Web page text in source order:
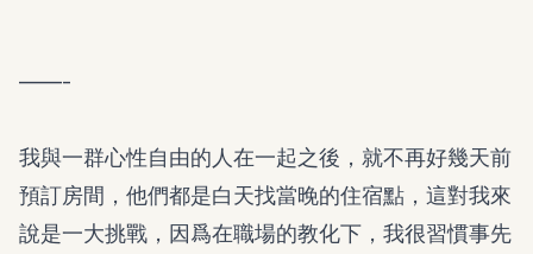
——-
我與一群心性自由的人在一起之後，就不再好幾天前
預訂房間，他們都是白天找當晚的住宿點，這對我來
說是一大挑戰，因爲在職場的教化下，我很習慣事先